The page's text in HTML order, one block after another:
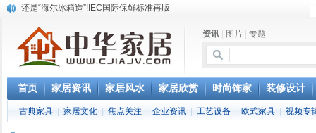
怎样用家具布置出好的办公室风水
您办公家具的贴心管家——北京办公家具网办公家具维修服务部成立
淇盈朗月家具中对五行思想的运用
北京淇盈朗月家具有限公司打造赢胜品牌五行风水家具
资讯 图片 专题
首页 家居资讯 家居风水 家居欣赏 时尚饰家 装修设计
古典家具 家居文化 焦点关注 企业资讯 工艺设备 欧式家具 视频专